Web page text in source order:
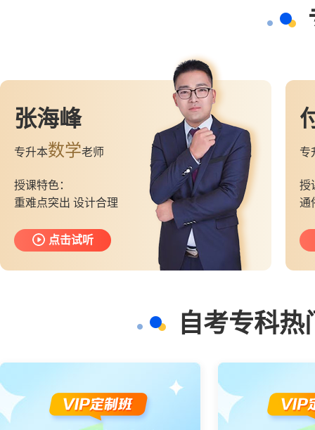
张海峰
专升本数学老师
授课特色：
重难点突出 设计合理
点击试听
专
授
通
自考专科